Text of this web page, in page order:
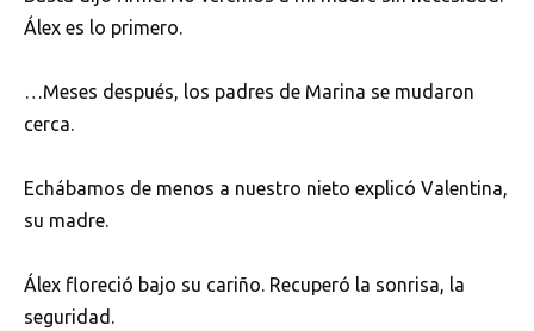
Álex es lo primero.
…Meses después, los padres de Marina se mudaron
cerca.
Echábamos de menos a nuestro nieto explicó Valentina,
su madre.
Álex floreció bajo su cariño. Recuperó la sonrisa, la
seguridad.